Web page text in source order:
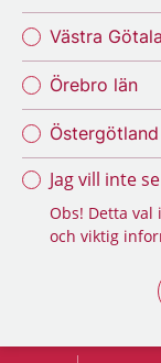
Västra
Örebro län
Östergötland
Jag vill inte
Obs! Detta
och viktig